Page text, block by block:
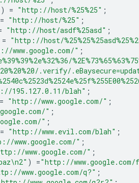
) = "http://host/%25%25" ;
= "http://host/%25" ;
"http://host/asdf%25asd" ;
= "http://host/%25%25%25asd%25%
www.google.com/" ;
%39%39%2e%32%36/%2E%73%65%63%75
20%20%20/.verify/
00
195.127.0.11/blah" ;
= "http://www.google.com/" ;
" ;
" ;
= "http://www.evil.com/blah" ;
www.google.com/" ;
www.google.com/" ;
\n2" ) ="http://www.google.com/
www.google.com/q?" ;